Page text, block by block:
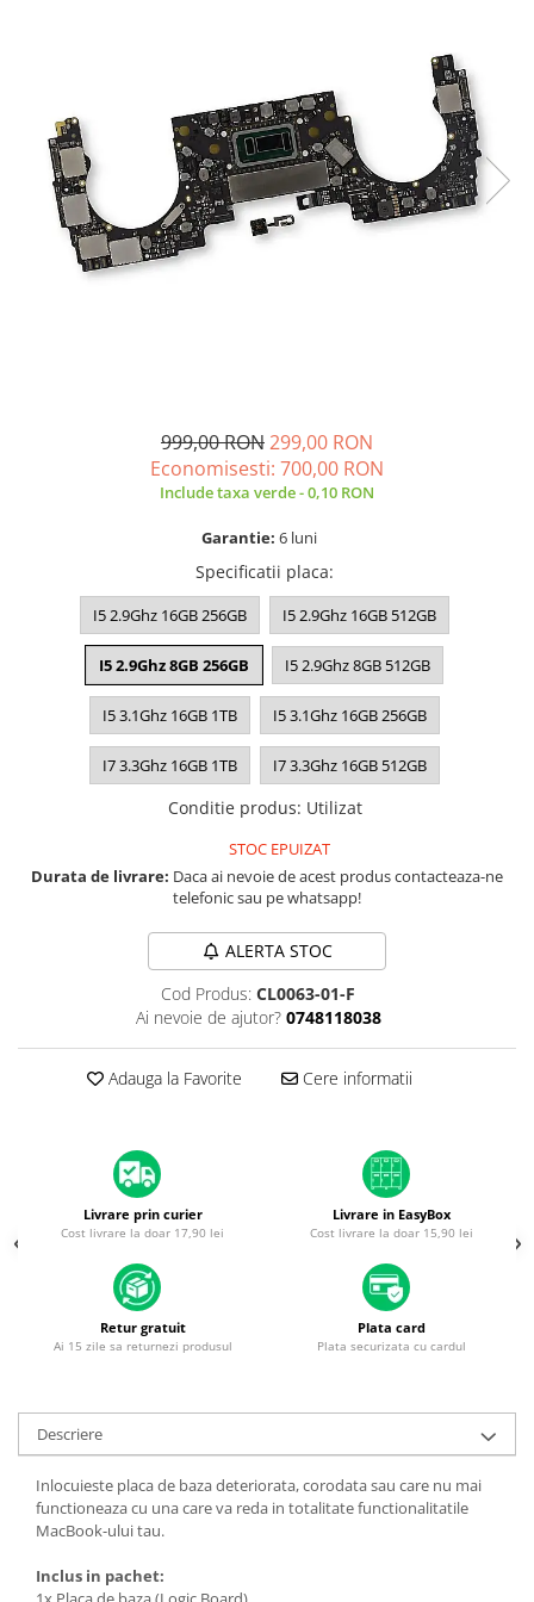
A2442 (M1 14” 2021)
A2485 (M1 16” 2021)
A2779 (M2 14” 2023)
A2918 (M3 14” 2023)
A2992 (M3 14” 2023)
Top Piese Mac
Tastatura MacBook
A1466 (13” 2012-2017)
A1932 (13” 2018-2019)
A2179 (13” 2020)
A2337 (M1 13” 2020)
A2681 (M2 13” 2022)
A2941 (M2 15” 2023)
A3113 (M3 13” 2024)
A3240 (M4 13” 2025)
A1278 (Unibody 13” 2009-2012)
A1297 (Unibody 17” 2009-2011)
A1342 (Unibody 13” 2009-2010)
A1534 (Retina 12” 2015-2017)
Piese & Accesorii iPhone
iPhone 16 Pro
iPhone 17 Pro
iPhone 15 Pro Max
iPhone 16 Plus
iPhone 15 Pro
iPhone 15 Plus
iPhone 15
iPhone 14 Pro Max
iPhone 14 Pro
iPhone 14
999,00 RON299,00 RON
Economisesti: 700,00 RON
Include taxa verde - 0,10 RON
Garantie: 6 luni
Specificatii placa:
I5 2.9Ghz 16GB 256GB I5 2.9Ghz 16GB 512GB
I5 2.9Ghz 8GB 256GB I5 2.9Ghz 8GB 512GB
I5 3.1Ghz 16GB 1TB I5 3.1Ghz 16GB 256GB
I7 3.3Ghz 16GB 1TB I7 3.3Ghz 16GB 512GB
Conditie produs: Utilizat
STOC EPUIZAT
Durata de livrare: Daca ai nevoie de acest produs contacteaza-ne
telefonic sau pe whatsapp!
ALERTA STOC
Cod Produs: CL0063-01-F
Ai nevoie de ajutor? 0748118038
Adauga la Favorite Cere informatii
Livrare prin curier
Cost livrare la doar 17,90 lei
Livrare in EasyBox
Cost livrare la doar 15,90 lei
Retur gratuit
Ai 15 zile sa returnezi produsul
Plata card
Plata securizata cu cardul
Descriere
Inlocuieste placa de baza deteriorata, corodata sau care nu mai
functioneaza cu una care va reda in totalitate functionalitatile
MacBook-ului tau.
Inclus in pachet: